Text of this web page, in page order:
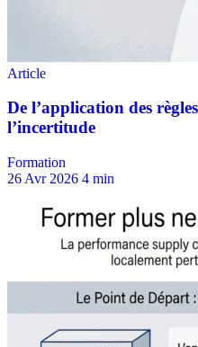
Formation
26 Avr 2026 4 min